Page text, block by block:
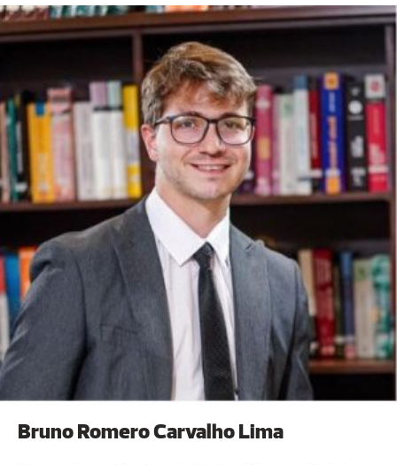
Bruno Romero Carvalho Lima